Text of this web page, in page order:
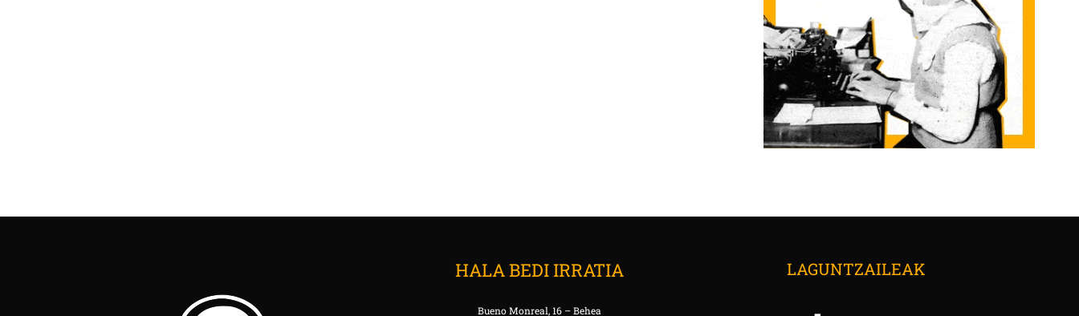
HALA BEDI IRRATIA
Bueno Monreal, 16 – Behea
LAGUNTZAILEAK